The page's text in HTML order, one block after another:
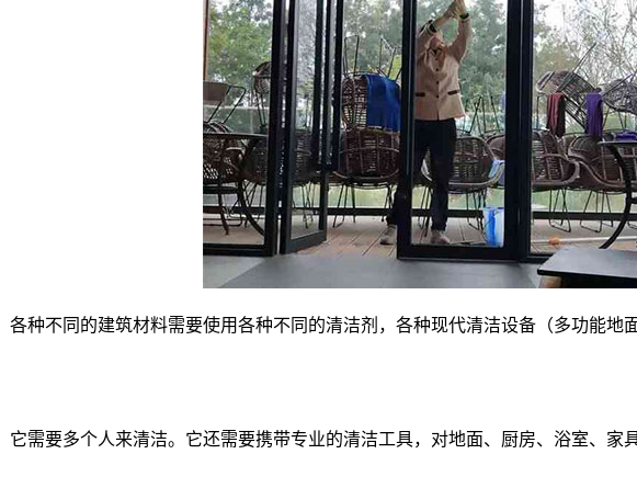
种不同的建筑材料需要使用各种不同的清洁剂，各种现代清洁设备（多功能地
需要多个人来清洁。它还需要携带专业的清洁工具，对地面、厨房、浴室、